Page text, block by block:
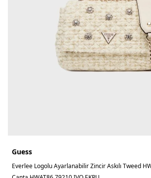
Guess
Everlee Logolu Ayarlanabilir Zincir Askılı Tweed